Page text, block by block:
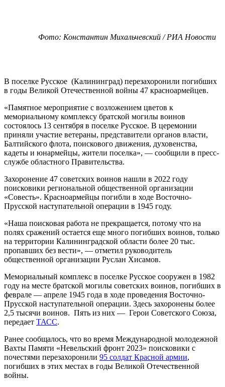
Фото: Константин Михальчевский / РИА Новости
В поселке Русское (Калининград) перезахоронили погибших
в годы Великой Отечественной войны 47 красноармейцев.
«Памятное мероприятие с возложением цветов к
мемориальному комплексу братской могилы воинов
состоялось 13 сентября в поселке Русское. В церемонии
приняли участие ветераны, представители органов власти,
Балтийского флота, поискового движения, духовенства,
кадеты и юнармейцы, жители поселка», — сообщили в пресс-
службе областного Правительства.
Захоронение 47 советских воинов нашли в 2022 году
поисковики региональной общественной организации
«Совесть». Красноармейцы погибли в ходе Восточно-
Прусской наступательной операции в 1945 году.
«Наша поисковая работа не прекращается, потому что на
полях сражений остается еще много погибших воинов, только
на территории Калининградской области более 20 тыс.
пропавших без вести», — отметил руководитель
общественной организации Руслан Хисамов.
Мемориальный комплекс в поселке Русское сооружен в 1982
году на месте братской могилы советских воинов, погибших в
феврале — апреле 1945 года в ходе проведения Восточно-
Прусской наступательной операции. Здесь захоронены более
2,5 тысячи воинов. Пять из них — Герои Советского Союза,
передает ТАСС.
Ранее сообщалось, что во время Международной молодежной
Вахты Памяти «Невельский фронт 2023» поисковики с
почестями перезахоронили 95 солдат Красной армии,
погибших в этих местах в годы Великой Отечественной
войны.